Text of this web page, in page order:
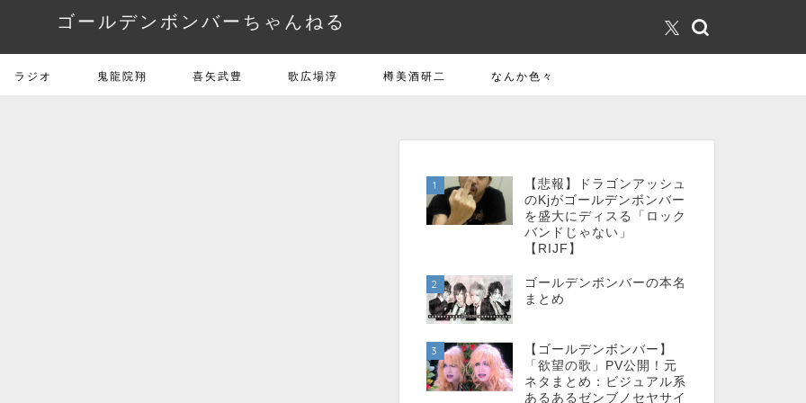
ゴールデンボンバーちゃんねる
ラジオ 鬼龍院翔 喜矢武豊 歌広場淳 樽美酒研二 なんか色々
1
【悲報】ドラゴンアッシュ
のKjがゴールデンボンバー
を盛大にディスる「ロック
バンドじゃない」
【RIJF】
2
ゴールデンボンバーの本名
まとめ
3
【ゴールデンボンバー】
「欲望の歌」PV公開！元
ネタまとめ：ビジュアル系
あるあるゼンブノセヤサイ